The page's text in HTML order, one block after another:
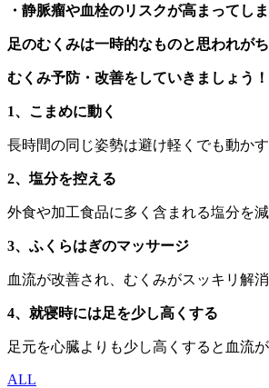
・静脈瘤や血栓のリスクが高まってし
足のむくみは一時的なものと思われが
むくみ予防・改善をしていきましょう！
1、こまめに動く
長時間の同じ姿勢は避け軽くでも動か
2、塩分を控える
外食や加工食品に多く含まれる塩分を
3、ふくらはぎのマッサージ
血流が改善され、むくみがスッキリ解
4、就寝時には足を少し高くする
足元を心臓よりも少し高くすると血流
ALL